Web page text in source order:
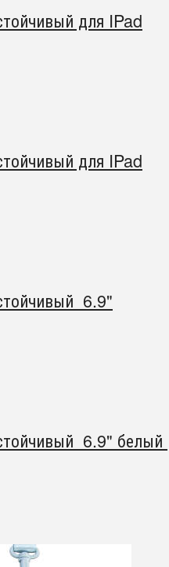
для IPad
для IPad
6.9"
6.9" белый